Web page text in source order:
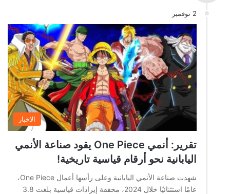
2 نوفمبر
الاخبار
تقرير: أنمي One Piece يقود صناعة الأنمي
اليابانية نحو أرقام قياسية تاريخية!
شهدت صناعة الأنمي اليابانية وعلى رأسها أعمال One Piece،
عامًا استثنائيًا خلال 2024، محققة إيرادات قياسية بلغت 3.8